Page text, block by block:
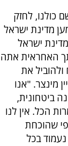
כולנו, לחזק
מדינת ישראל
ישראל
האחראית אתה
את
מינצר. "אנו
ביטחונית,
הכל. אין לנו
שהוכחת
בכל